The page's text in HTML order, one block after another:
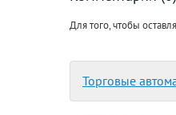
Для того, чтобы
Торговые